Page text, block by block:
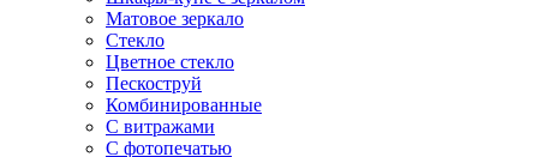
Матовое зеркало
Стекло
Цветное стекло
Пескоструй
Комбинированные
С витражами
С фотопечатью